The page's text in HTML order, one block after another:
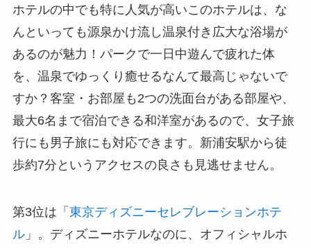
ホテルの中でも特に人気が高いこのホテルは、な
んといっても源泉かけ流し温泉付き広大な浴場が
あるのが魅力！パークで一日中遊んで疲れた体
を、温泉でゆっくり癒せるなんて最高じゃないで
すか？客室・お部屋も2つの洗面台がある部屋や、
最大6名まで宿泊できる和洋室があるので、女子旅
行にも男子旅にも対応できます。新浦安駅から徒
歩約7分というアクセスの良さも見逃せません。
第3位は「 東京ディズニーセレブレーションホテ
ル」。ディズニーホテルなのに、オフィシャルホ